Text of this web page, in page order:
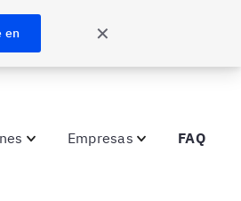
en ✕
Empresas FAQ